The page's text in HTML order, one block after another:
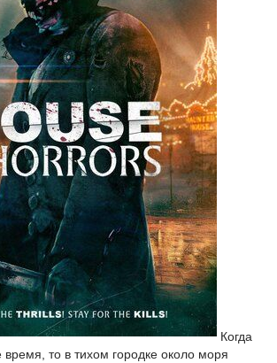
Когда
время, то в тихом городке около моря